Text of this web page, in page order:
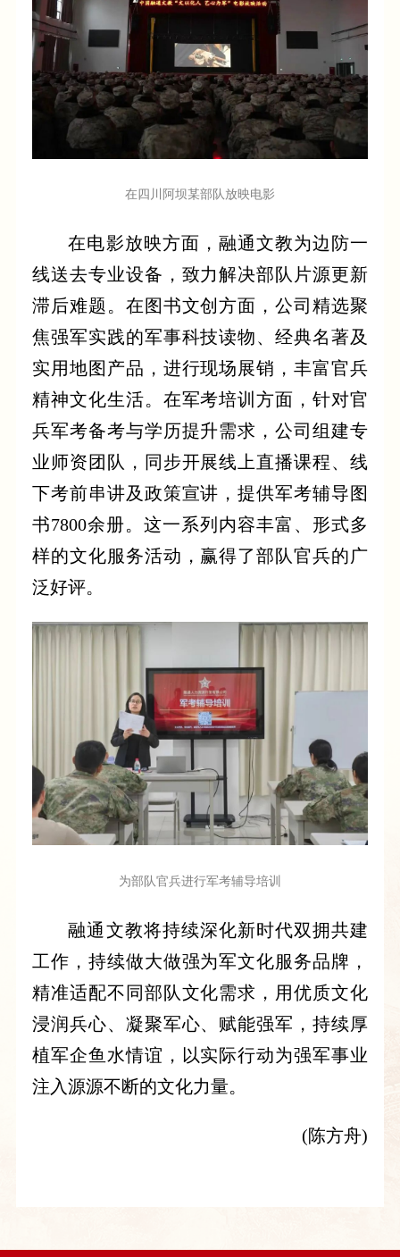
在四川阿坝某部队放映电影
在电影放映方面，融通文教为边防一
线送去专业设备，致力解决部队片源更新
滞后难题。在图书文创方面，公司精选聚
焦强军实践的军事科技读物、经典名著及
实用地图产品，进行现场展销，丰富官兵
精神文化生活。在军考培训方面，针对官
兵军考备考与学历提升需求，公司组建专
业师资团队，同步开展线上直播课程、线
下考前串讲及政策宣讲，提供军考辅导图
书7800余册。这一系列内容丰富、形式多
样的文化服务活动，赢得了部队官兵的广
泛好评。
为部队官兵进行军考辅导培训
融通文教将持续深化新时代双拥共建
工作，持续做大做强为军文化服务品牌，
精准适配不同部队文化需求，用优质文化
浸润兵心、凝聚军心、赋能强军，持续厚
植军企鱼水情谊，以实际行动为强军事业
注入源源不断的文化力量。
(陈方舟)